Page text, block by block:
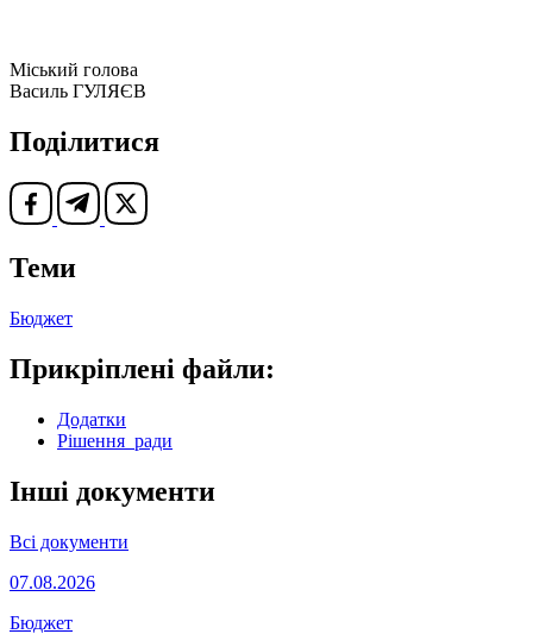
Міський голова
Василь ГУЛЯЄВ
Поділитися
Теми
Бюджет
Прикріплені файли:
Додатки
Рішення_ради
Інші документи
Всі документи
07.08.2026
Бюджет